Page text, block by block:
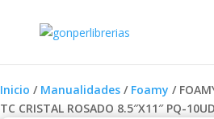
Inicio / Manualidades / Foamy /
TC CRISTAL ROSADO 8.5″X11″ PQ-